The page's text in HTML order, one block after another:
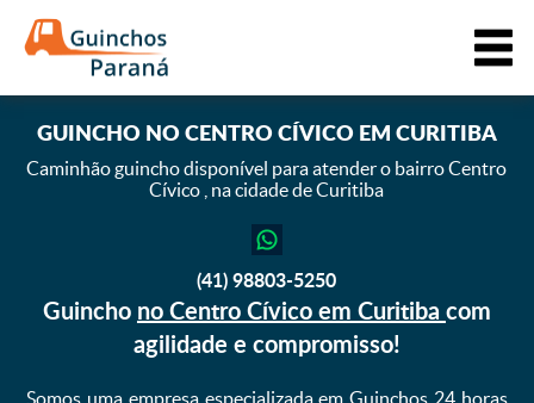
GUINCHONO CENTRO CÍVICO EM CURITIBA
Caminhão guincho disponível para atender o bairro Centro
Cívico , na cidade de Curitiba
(41) 98803-5250
Guincho no Centro Cívico em Curitiba com
agilidade e compromisso!
Somos uma empresa especializada emGuinchos 24 horas